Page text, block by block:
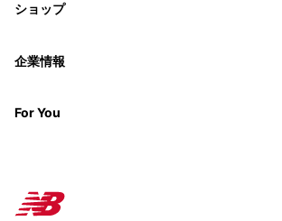
ショップ
企業情報
For You